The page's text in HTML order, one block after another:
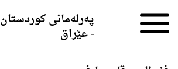
پەرلەمانی کوردستان
- عێراق